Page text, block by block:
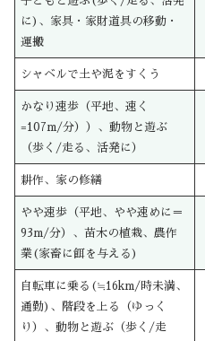
に)、家具・家財道具の移動・
運搬
シャベルで土や泥をすくう
かなり速歩（平地、速く
=107m/分））、動物と遊ぶ
（歩く/走る、活発に）
耕作、家の修繕
やや速歩（平地、やや速めに＝
93m/分）、苗木の植栽、農作
業(家畜に餌を与える)
自転車に乗る(≒16km/時未満、
通勤)、階段を上る（ゆっく
り）、動物と遊ぶ（歩く/走